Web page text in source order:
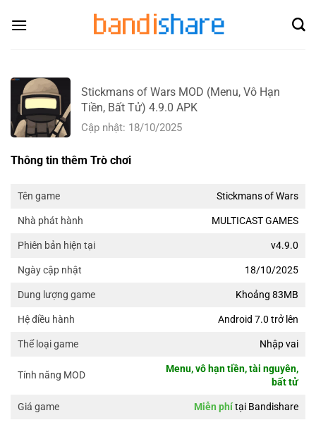
Stickmans of Wars MOD (Menu, Vô Hạn
Tiền, Bất Tử) 4.9.0 APK
Cập nhật: 18/10/2025
Thông tin thêm Trò chơi
Tên game Stickmans of Wars
Nhà phát hành MULTICAST GAMES
Phiên bản hiện tại v4.9.0
Ngày cập nhật 18/10/2025
Dung lượng game Khoảng 83MB
Hệ điều hành Android 7.0 trở lên
Thể loại game Nhập vai
Tính năng MOD
Menu, vô hạn tiền, tài nguyên,
bất tử
Giá game Miễn phítại Bandishare